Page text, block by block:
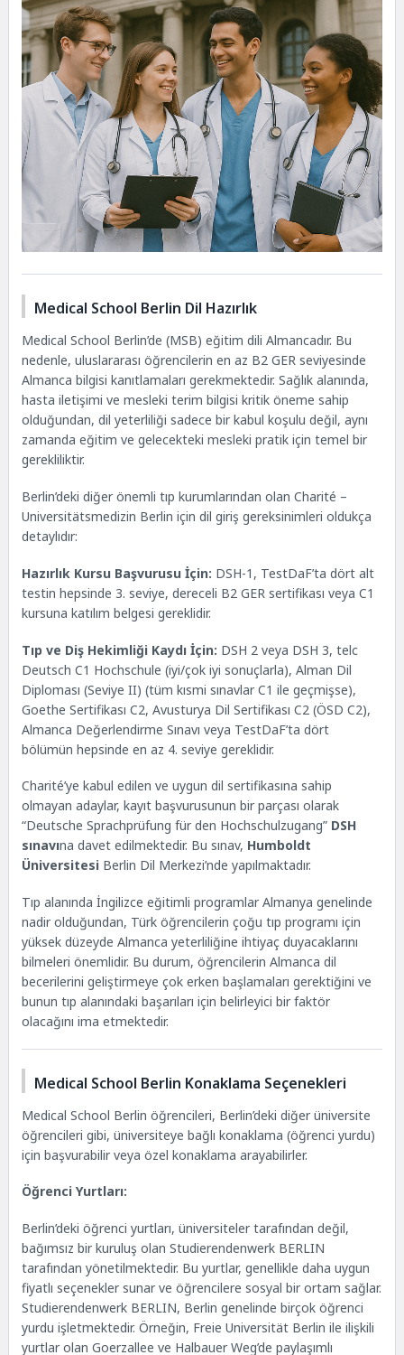
Medical School Berlin Dil Hazırlık
Medical School Berlin’de (MSB) eğitim dili Almancadır. Bu
nedenle, uluslararası öğrencilerin en az B2 GER seviyesinde
Almanca bilgisi kanıtlamaları gerekmektedir. Sağlık alanında,
hasta iletişimi ve mesleki terim bilgisi kritik öneme sahip
olduğundan, dil yeterliliği sadece bir kabul koşulu değil, aynı
zamanda eğitim ve gelecekteki mesleki pratik için temel bir
gerekliliktir.
Berlin’deki diğer önemli tıp kurumlarından olan Charité –
Universitätsmedizin Berlin için dil giriş gereksinimleri oldukça
detaylıdır:
Hazırlık Kursu Başvurusu İçin: DSH-1, TestDaF’ta dört alt
testin hepsinde 3. seviye, dereceli B2 GER sertifikası veya C1
kursuna katılım belgesi gereklidir.
Tıp ve Diş Hekimliği Kaydı İçin: DSH 2 veya DSH 3, telc
Deutsch C1 Hochschule (iyi/çok iyi sonuçlarla), Alman Dil
Diploması (Seviye II) (tüm kısmi sınavlar C1 ile geçmişse),
Goethe Sertifikası C2, Avusturya Dil Sertifikası C2 (ÖSD C2),
Almanca Değerlendirme Sınavı veya TestDaF’ta dört
bölümün hepsinde en az 4. seviye gereklidir.
Charité’ye kabul edilen ve uygun dil sertifikasına sahip
olmayan adaylar, kayıt başvurusunun bir parçası olarak
“Deutsche Sprachprüfung für den Hochschulzugang” DSH
sınavına davet edilmektedir. Bu sınav, Humboldt
Üniversitesi Berlin Dil Merkezi’nde yapılmaktadır.
Tıp alanında İngilizce eğitimli programlar Almanya genelinde
nadir olduğundan, Türk öğrencilerin çoğu tıp programı için
yüksek düzeyde Almanca yeterliliğine ihtiyaç duyacaklarını
bilmeleri önemlidir. Bu durum, öğrencilerin Almanca dil
becerilerini geliştirmeye çok erken başlamaları gerektiğini ve
bunun tıp alanındaki başarıları için belirleyici bir faktör
olacağını ima etmektedir.
Medical School Berlin Konaklama Seçenekleri
Medical School Berlin öğrencileri, Berlin’deki diğer üniversite
öğrencileri gibi, üniversiteye bağlı konaklama (öğrenci yurdu)
için başvurabilir veya özel konaklama arayabilirler.
Öğrenci Yurtları:
Berlin’deki öğrenci yurtları, üniversiteler tarafından değil,
bağımsız bir kuruluş olan Studierendenwerk BERLIN
tarafından yönetilmektedir. Bu yurtlar, genellikle daha uygun
fiyatlı seçenekler sunar ve öğrencilere sosyal bir ortam sağlar.
Studierendenwerk BERLIN, Berlin genelinde birçok öğrenci
yurdu işletmektedir. Örneğin, Freie Universität Berlin ile ilişkili
yurtlar olan Goerzallee ve Halbauer Weg’de paylaşımlı